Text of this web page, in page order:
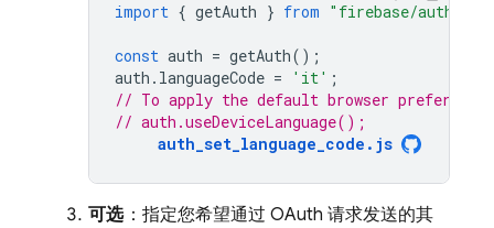
import { getAuth } from "firebase/auth"
const auth = getAuth();
auth . languageCode = 'it' ;
// To apply the default browser
// auth.useDeviceLanguage();
auth_set_language_code.js
可选：指定您希望通过 OAuth 请求发送的其